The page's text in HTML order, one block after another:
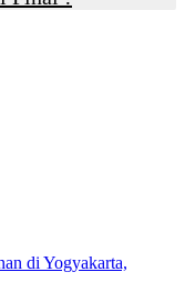
di Yogyakarta,